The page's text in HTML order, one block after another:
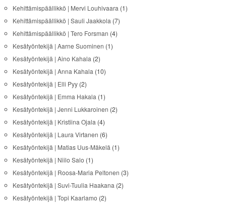
Kehittämispäällikkö | Mervi Louhivaara (1)
Kehittämispäällikkö | Sauli Jaakkola (7)
Kehittämispäällikkö | Tero Forsman (4)
Kesätyöntekijä | Aarne Suominen (1)
Kesätyöntekijä | Aino Kahala (2)
Kesätyöntekijä | Anna Kahala (10)
Kesätyöntekijä | Elli Pyy(2)
Kesätyöntekijä | Emma Hakala (1)
Kesätyöntekijä | Jenni Lukkaroinen (2)
Kesätyöntekijä | Kristiina Ojala (4)
Kesätyöntekijä | Laura Virtanen (6)
Kesätyöntekijä | Matias Uus-Mäkelä (1)
Kesätyöntekijä | Niilo Salo (1)
Kesätyöntekijä | Roosa-Maria Peltonen (3)
Kesätyöntekijä | Suvi-Tuulia Haakana (2)
Kesätyöntekijä | Topi Kaarlamo (2)